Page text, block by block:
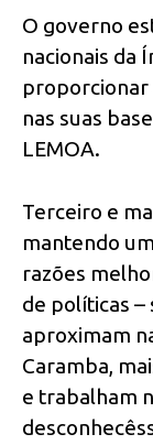
O governo
nacionais da
proporcionar
nas suas
LEMOA.
Terceiro e
mantendo
razões
de políticas –
aproximam
Caramba,
e trabalham